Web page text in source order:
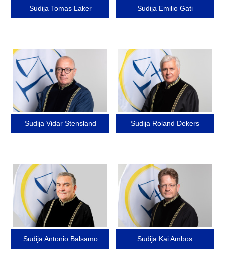
Sudija Tomas Laker Sudija Emilio Gati
Image
Sudija Vidar Stensland
Image
Sudija Roland Dekers
Image
Sudija Antonio Balsamo
Image
Sudija Kai Ambos